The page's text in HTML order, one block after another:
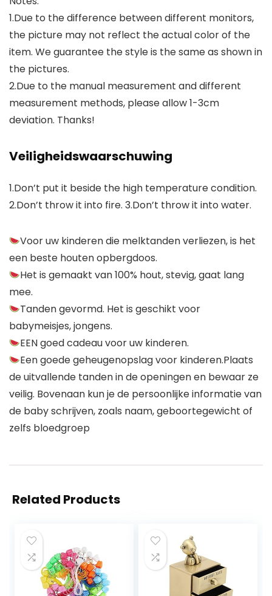
1.Due to the difference between different monitors,
the picture may not reflect the actual color of the
item. We guarantee the style is the same as shown in
the pictures.
2.Due to the manual measurement and different
measurement methods, please allow 1-3cm
deviation. Thanks!
Veiligheidswaarschuwing
1.Don’t put it beside the high temperature condition.
2.Don’t throw it into fire. 3.Don’t throw it into water.
Voor uw kinderen die melktanden verliezen, is het
een beste houten opbergdoos.
Het is gemaakt van 100% hout, stevig, gaat lang
mee.
Tanden gevormd. Het is geschikt voor
babymeisjes, jongens.
EEN goed cadeau voor uw kinderen.
Een goede geheugenopslag voor kinderen.Plaats
de uitvallende tanden in de openingen en bewaar ze
veilig. Bovenaan kun je de persoonlijke informatie van
de baby schrijven, zoals naam, geboortegewicht of
zelfs bloedgroep
Related Products